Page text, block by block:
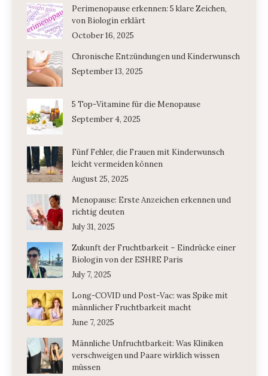
Perimenopause erkennen: 5 klare Zeichen,
von Biologin erklärt
October 16, 2025
Chronische Entzündungen und Kinderwunsch
September 13, 2025
5 Top-Vitamine für die Menopause
September 4, 2025
Fünf Fehler, die Frauen mit Kinderwunsch
leicht vermeiden können
August 25, 2025
Menopause: Erste Anzeichen erkennen und
richtig deuten
July 31, 2025
Zukunft der Fruchtbarkeit – Eindrücke einer
Biologin von der ESHRE Paris
July 7, 2025
Long-COVID und Post-Vac: was Spike mit
männlicher Fruchtbarkeit macht
June 7, 2025
Männliche Unfruchtbarkeit: Was Kliniken
verschweigen und Paare wirklich wissen
müssen